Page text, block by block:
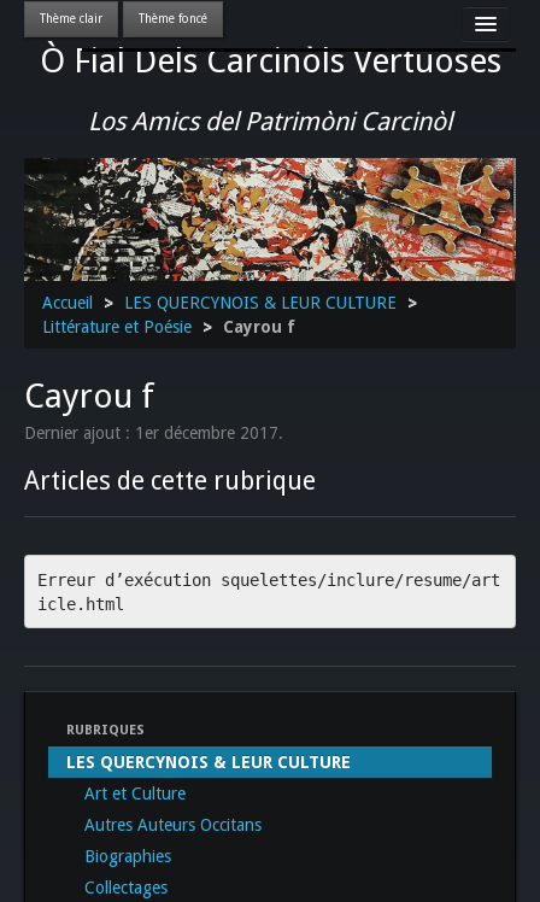
Ò Fial Dels Carcinòls Vertuoses
Los Amics del Patrimòni Carcinòl
Accueil
LES QUERCYNOIS & LEUR CULTURE
PATRIMOINE
GASTRONOMIE
ACTUALITE-CULTURE-EVENEMENTS LOCAUX
>>
Accueil > LES QUERCYNOIS & LEUR CULTURE
>
Littérature et Poésie
> Cayrou f
Cayrou f
Dernier ajout : 1er décembre 2017.
Articles de cette rubrique
Erreur d’exécution squelettes/inclure/resume/art
icle.html
RUBRIQUES
LES QUERCYNOIS & LEUR CULTURE
Art et Culture
Autres Auteurs Occitans
Biographies
Collectages